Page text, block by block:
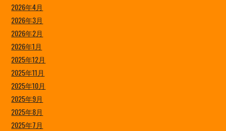
2026年4月
2026年3月
2026年2月
2026年1月
2025年12月
2025年11月
2025年10月
2025年9月
2025年8月
2025年7月